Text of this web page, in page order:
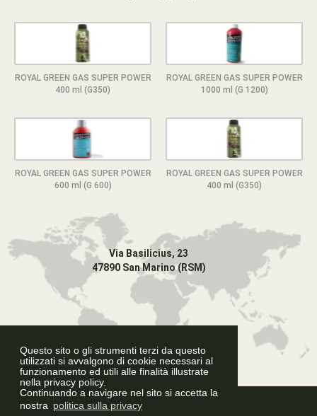
Questo sito o gli strumenti terzi da questo
utilizzati si avvalgono di cookie necessari al
funzionamento ed utili alle finalità illustrate
nella privacy policy.
Continuando a navigare nel sito si accetta la
nostra politica sulla privacy
ROYAL GREEN GAS SUPER POWER
400 ml (G350)
ROYAL GREEN GAS SUPER POWER
1000 ml (G 1200)
ROYAL GREEN GAS SUPER POWER
600 ml (G 600)
ROYAL GREEN GAS SUPER POWER
400 ml (G350)
Via Basilicius, 23
47890 San Marino (RSM)
Graphic Design